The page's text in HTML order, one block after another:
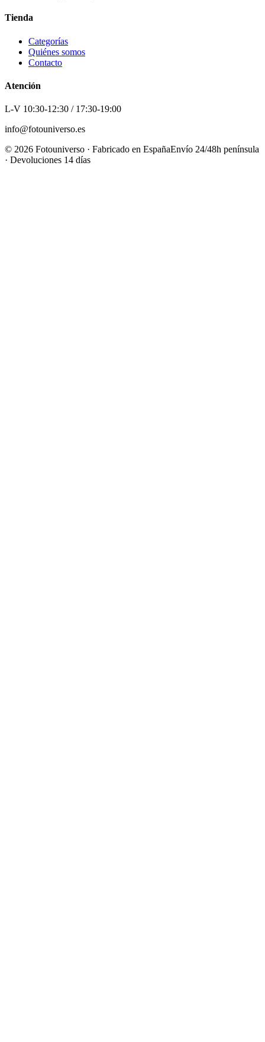
Tienda
Categorías
Quiénes somos
Contacto
Atención
L-V 10:30-12:30 / 17:30-19:00
info@fotouniverso.es
© 2026 Fotouniverso · Fabricado en EspañaEnvío 24/48h península
· Devoluciones 14 días